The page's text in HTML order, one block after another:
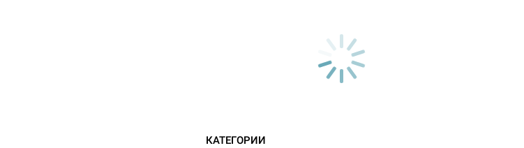
КАТЕГОРИИ